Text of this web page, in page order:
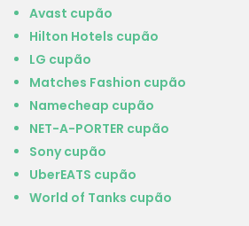
Avast cupão
Hilton Hotels cupão
LG cupão
Matches Fashion cupão
Namecheap cupão
NET-A-PORTER cupão
Sony cupão
UberEATS cupão
World of Tanks cupão